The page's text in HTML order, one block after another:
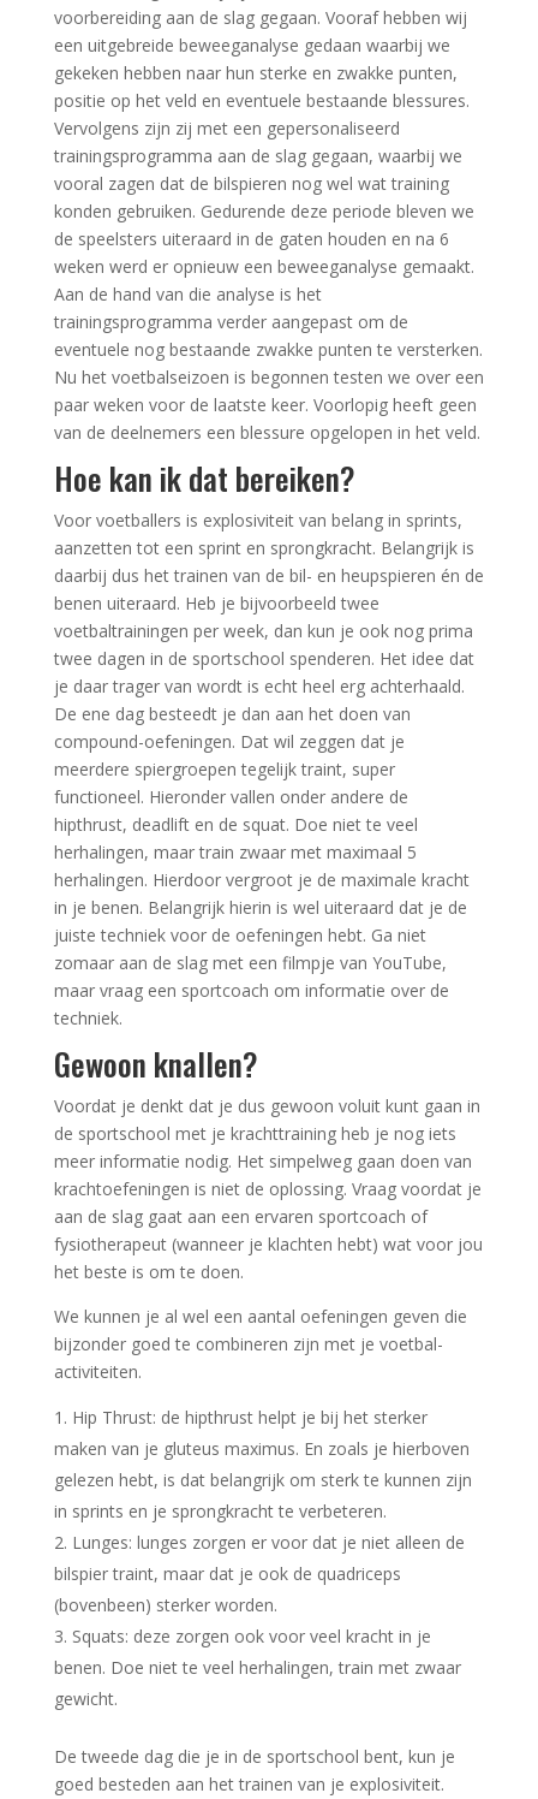
voorbereiding aan de slag gegaan. Vooraf hebben wij
een uitgebreide beweeganalyse gedaan waarbij we
gekeken hebben naar hun sterke en zwakke punten,
positie op het veld en eventuele bestaande blessures.
Vervolgens zijn zij met een gepersonaliseerd
trainingsprogramma aan de slag gegaan, waarbij we
vooral zagen dat de bilspieren nog wel wat training
konden gebruiken. Gedurende deze periode bleven we
de speelsters uiteraard in de gaten houden en na 6
weken werd er opnieuw een beweeganalyse gemaakt.
Aan de hand van die analyse is het
trainingsprogramma verder aangepast om de
eventuele nog bestaande zwakke punten te versterken.
Nu het voetbalseizoen is begonnen testen we over een
paar weken voor de laatste keer. Voorlopig heeft geen
van de deelnemers een blessure opgelopen in het veld.
Hoe kan ik dat bereiken?
Voor voetballers is explosiviteit van belang in sprints,
aanzetten tot een sprint en sprongkracht. Belangrijk is
daarbij dus het trainen van de bil- en heupspieren én de
benen uiteraard. Heb je bijvoorbeeld twee
voetbaltrainingen per week, dan kun je ook nog prima
twee dagen in de sportschool spenderen. Het idee dat
je daar trager van wordt is echt heel erg achterhaald.
De ene dag besteedt je dan aan het doen van
compound-oefeningen. Dat wil zeggen dat je
meerdere spiergroepen tegelijk traint, super
functioneel. Hieronder vallen onder andere de
hipthrust, deadlift en de squat. Doe niet te veel
herhalingen, maar train zwaar met maximaal 5
herhalingen. Hierdoor vergroot je de maximale kracht
in je benen. Belangrijk hierin is wel uiteraard dat je de
juiste techniek voor de oefeningen hebt. Ga niet
zomaar aan de slag met een filmpje van YouTube,
maar vraag een sportcoach om informatie over de
techniek.
Gewoon knallen?
Voordat je denkt dat je dus gewoon voluit kunt gaan in
de sportschool met je krachttraining heb je nog iets
meer informatie nodig. Het simpelweg gaan doen van
krachtoefeningen is niet de oplossing. Vraag voordat je
aan de slag gaat aan een ervaren sportcoach of
fysiotherapeut (wanneer je klachten hebt) wat voor jou
het beste is om te doen.
We kunnen je al wel een aantal oefeningen geven die
bijzonder goed te combineren zijn met je voetbal-
activiteiten.
Hip Thrust: de hipthrust helpt je bij het sterker
maken van je gluteus maximus. En zoals je hierboven
gelezen hebt, is dat belangrijk om sterk te kunnen zijn
in sprints en je sprongkracht te verbeteren.
Lunges: lunges zorgen er voor dat je niet alleen de
bilspier traint, maar dat je ook de quadriceps
(bovenbeen) sterker worden.
Squats: deze zorgen ook voor veel kracht in je
benen. Doe niet te veel herhalingen, train met zwaar
gewicht.
De tweede dag die je in de sportschool bent, kun je
goed besteden aan het trainen van je explosiviteit.